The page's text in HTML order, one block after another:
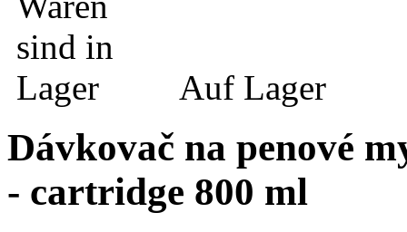
Auf Lager
Dávkovač na penové
- cartridge 800 ml